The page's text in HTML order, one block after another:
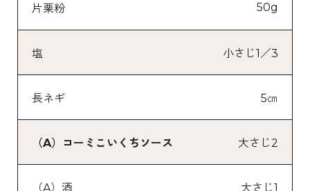
片栗粉 50g
塩 小さじ1／3
長ネギ 5㎝
（A）コーミこいくちソース 大さじ2
（A）酒 大さじ1